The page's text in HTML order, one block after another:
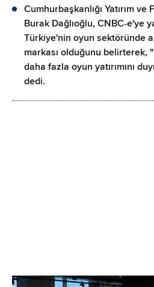
Cumhurbaşkanlığı Yatırım ve
Burak Dağlıoğlu, CNBC-e'ye
Türkiye'nin oyun sektöründe
markası olduğunu belirterek,
daha fazla oyun yatırımını
dedi.